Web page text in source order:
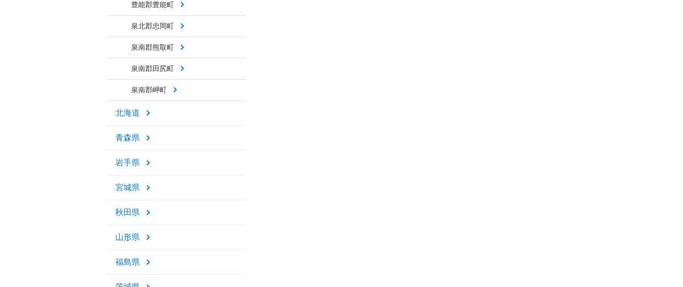
豊能郡豊能町
泉北郡忠岡町
泉南郡熊取町
泉南郡田尻町
泉南郡岬町
北海道
青森県
岩手県
宮城県
秋田県
山形県
福島県